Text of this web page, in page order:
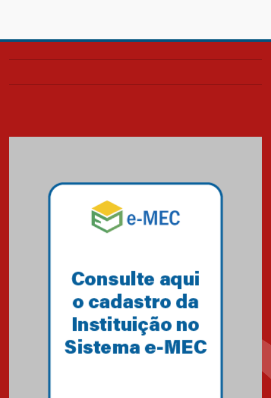
Confira como foi o culto mensal
Mackenzie mobiliza campanha
solidária para apoiar famílias em
Minas Gerais
Primeiro culto do ano ressalta o
27.02.2026